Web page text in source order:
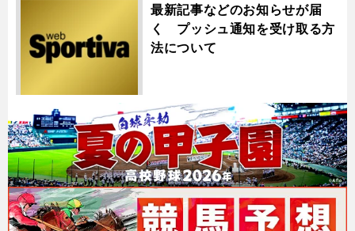
最新記事などのお知らせが届
く プッシュ通知を受け取る方
法について